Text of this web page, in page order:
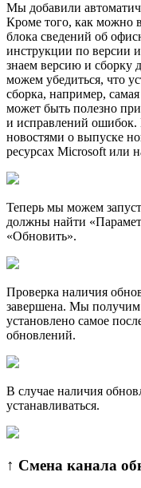
Мы добавили
Кроме того, как можно
блока сведений об
инструкции по версии
знаем версию и сборку
можем убедиться, что
сборка, например,
может быть полезно
и исправлений ошибок.
новостями о выпуске
ресурсах Microsoft или
Теперь мы можем
должны найти
«Обновить».
Проверка наличия
завершена. Мы получим
установлено самое
обновлений.
В случае наличия
устанавливаться.
↑ Смена канала